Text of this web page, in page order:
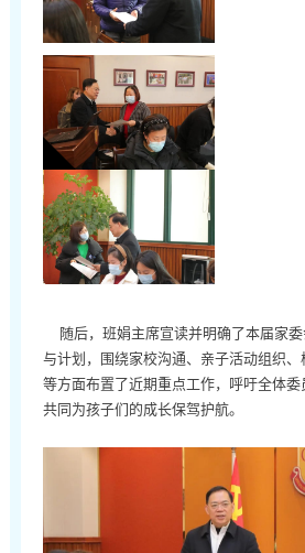
随后，班娟主席宣读并明确了本届家委
与计划，围绕家校沟通、亲子活动组织、
等方面布置了近期重点工作，呼吁全体委
共同为孩子们的成长保驾护航。